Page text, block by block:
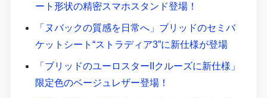
ート形状の精密スマホスタンド登場！
「ヌバックの質感を日常へ」ブリッドのセミバ
ケットシート“ストラディア3”に新仕様が登場
「ブリッドのユーロスターIIクルーズに新仕様」
限定色のベージュレザー登場！